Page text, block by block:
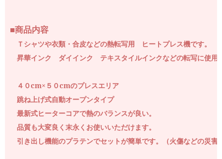
■商品内容
Ｔシャツや衣類・合皮などの熱転写用 ヒートプレス機です。
昇華インク ダイインク テキスタイルインクなどの転写に使用
４０cm×５０cmのプレスエリア
跳ね上げ式自動オープンタイプ
最新式ヒーターコアで熱のバランスが良い。
品質も大変良く末永くお使いいただけます。
引き出し機能のプラテンでセットが簡単です。（火傷などの災害